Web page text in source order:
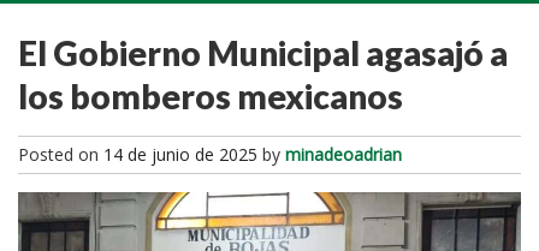
El Gobierno Municipal agasajó a
los bomberos mexicanos
Posted on 14 de junio de 2025 by minadeoadrian